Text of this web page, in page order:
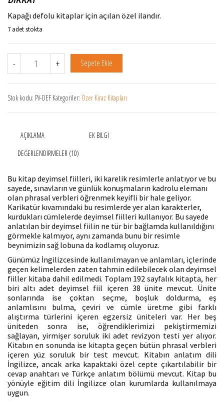
Kapağı defolu kitaplar için açılan özel ilandır.
7 adet stokta
-
Phrasal Verbs with Pictures (Defolu) adet
+ Sepete Ekle
Stok kodu: PV-DEF Kategoriler: Özer Kiraz Kitapları
AÇIKLAMA
EK BILGI
DEĞERLENDIRMELER (10)
Bu kitap deyimsel fiilleri, iki karelik resimlerle anlatıyor ve bu
sayede, sınavların ve günlük konuşmaların kadrolu elemanı
olan phrasal verbleri öğrenmek keyifli bir hale geliyor.
Karikatür kıvamındaki bu resimlerde yer alan karakterler,
kurdukları cümlelerde deyimsel fiilleri kullanıyor. Bu sayede
anlatılan bir deyimsel fiilin ne tür bir bağlamda kullanıldığını
görmekle kalmıyor, aynı zamanda bunu bir resimle
beynimizin sağ lobuna da kodlamış oluyoruz.
Günümüz İngilizcesinde kullanılmayan ve anlamları, içlerinde
geçen kelimelerden zaten tahmin edilebilecek olan deyimsel
fiiller kitaba dahil edilmedi. Toplam 192 sayfalık kitapta, her
biri altı adet deyimsel fiil içeren 38 ünite mevcut. Ünite
sonlarında ise çoktan seçme, boşluk doldurma, eş
anlamlısını bulma, çeviri ve cümle üretme gibi farklı
alıştırma türlerini içeren egzersiz üniteleri var. Her beş
üniteden sonra ise, öğrendiklerimizi pekiştirmemizi
sağlayan, yirmişer soruluk iki adet revizyon testi yer alıyor.
Kitabın en sonunda ise kitapta geçen bütün phrasal verbleri
içeren yüz soruluk bir test mevcut. Kitabın anlatım dili
İngilizce, ancak arka kapaktaki özel cepte çıkartılabilir bir
cevap anahtarı ve Türkçe anlatım bölümü mevcut. Kitap bu
yönüyle eğitim dili İngilizce olan kurumlarda kullanılmaya
uygun.